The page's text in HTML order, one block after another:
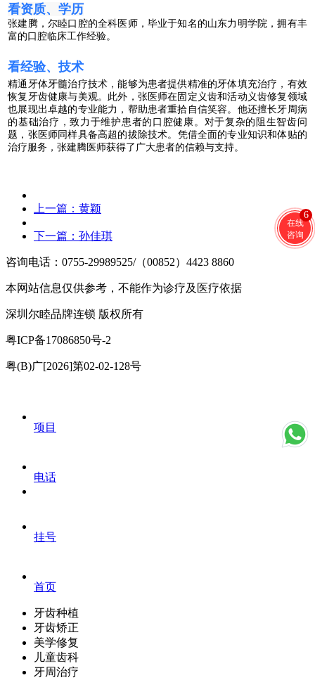
在线
咨询
6
看资质、学历
张建腾，尔睦口腔的全科医师，毕业于知名的山东力明学院，拥有丰
富的口腔临床工作经验。
看经验、技术
精通牙体牙髓治疗技术，能够为患者提供精准的牙体填充治疗，有效
恢复牙齿健康与美观。 此外，张医师在固定义齿和活动义齿修复领域
也展现出卓越的专业能力，帮助患者重拾自信笑容。他还擅长牙周病
的基础治疗，致力于维护患者的口腔健康。对于复杂的阻生智齿问
题，张医师同样具备高超的拔除技术。 凭借全面的专业知识和体贴的
治疗服务，张建腾医师获得了广大患者的信赖与支持。
上一篇： 黄颖
下一篇： 孙佳琪
咨询电话：0755-29989525/（00852）4423 8860
本网站信息仅供参考，不能作为诊疗及医疗依据
深圳尔睦品牌连锁 版权所有
粤ICP备17086850号-2
粤(B)广[2026]第02-02-128号
项目
电话
挂号
首页
牙齿种植
牙齿矫正
美学修复
儿童齿科
牙周治疗